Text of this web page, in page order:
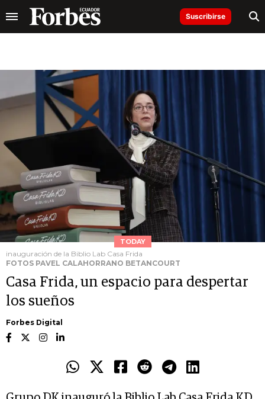
Suscribirse
TODAY
inauguración de la Biblio Lab Casa Frida
FOTOS PAVEL CALAHORRANO BETANCOURT
Casa Frida, un espacio para despertar
los sueños
Forbes Digital